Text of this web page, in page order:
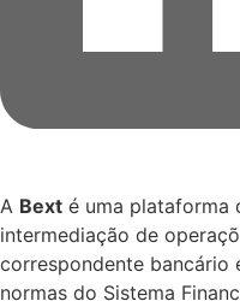
A Bext é uma plataforma
intermediação de
correspondente bancário
normas do Sistema